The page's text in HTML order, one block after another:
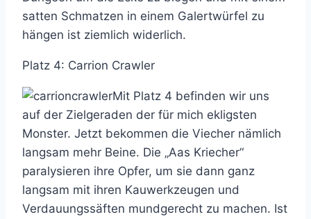
satten Schmatzen in einem Galertwürfel zu
hängen ist ziemlich widerlich.
Platz 4: Carrion Crawler
Mit Platz 4 befinden wir uns
auf der Zielgeraden der für mich ekligsten
Monster. Jetzt bekommen die Viecher nämlich
langsam mehr Beine. Die „Aas Kriecher“
paralysieren ihre Opfer, um sie dann ganz
langsam mit ihren Kauwerkzeugen und
Verdauungssäften mundgerecht zu machen. Ist